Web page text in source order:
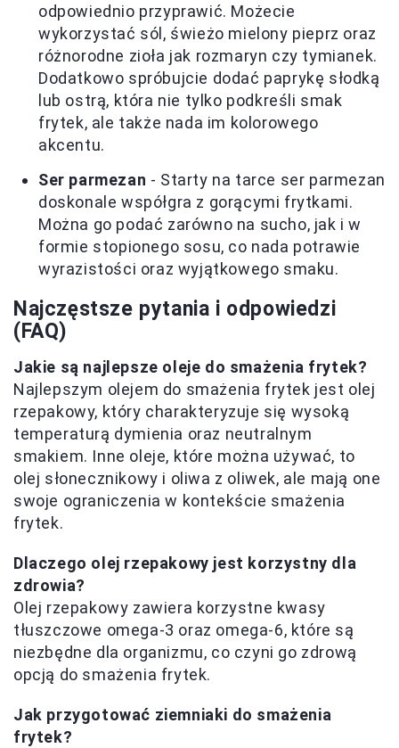
odpowiednio przyprawić. Możecie
wykorzystać sól, świeżo mielony pieprz oraz
różnorodne zioła jak rozmaryn czy tymianek.
Dodatkowo spróbujcie dodać paprykę słodką
lub ostrą, która nie tylko podkreśli smak
frytek, ale także nada im kolorowego
akcentu.
Ser parmezan - Starty na tarce ser parmezan
doskonale współgra z gorącymi frytkami.
Można go podać zarówno na sucho, jak i w
formie stopionego sosu, co nada potrawie
wyrazistości oraz wyjątkowego smaku.
Najczęstsze pytania i odpowiedzi
(FAQ)
Jakie są najlepsze oleje do smażenia frytek?
Najlepszym olejem do smażenia frytek jest olej
rzepakowy, który charakteryzuje się wysoką
temperaturą dymienia oraz neutralnym
smakiem. Inne oleje, które można używać, to
olej słonecznikowy i oliwa z oliwek, ale mają one
swoje ograniczenia w kontekście smażenia
frytek.
Dlaczego olej rzepakowy jest korzystny dla
zdrowia?
Olej rzepakowy zawiera korzystne kwasy
tłuszczowe omega-3 oraz omega-6, które są
niezbędne dla organizmu, co czyni go zdrową
opcją do smażenia frytek.
Jak przygotować ziemniaki do smażenia
frytek?